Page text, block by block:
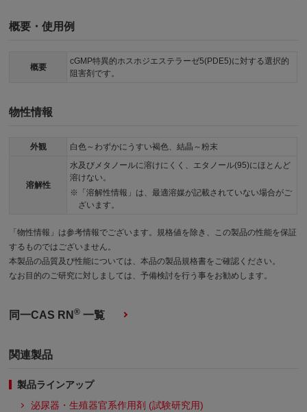
概要・使用例
概要
cGMP特異的ホスホジエステラーゼ5(PDE5)に対する選択的
阻害剤です。
物性情報
外観 白色～わずかにうすい褐色、結晶～粉末
溶解性
水及びメタノールに溶けにくく、エタノール(95)にほとんど
溶けない。
「溶解性情報」は、最適溶媒が記載されていない場合がご
ざいます。
「物性情報」は参考情報でございます。規格値を除き、この製品の性能を保証
するものではございません。
本製品の品質及び性能については、本品の製品規格書をご確認ください。
なお目的のご研究に対しましては、予備検討を行う事をお勧めします。
同一CAS RN® 一覧
関連製品
製品ラインアップ
泌尿器・生殖器官系作用剤 (試験研究用)